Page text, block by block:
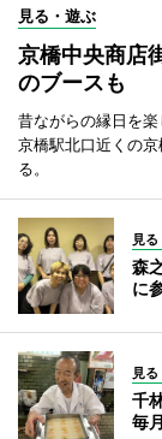
見る・遊ぶ
京橋中央商店
のブースも
昔ながらの縁日を
京橋駅北口近くの
る。
見
森
に
見
千
毎